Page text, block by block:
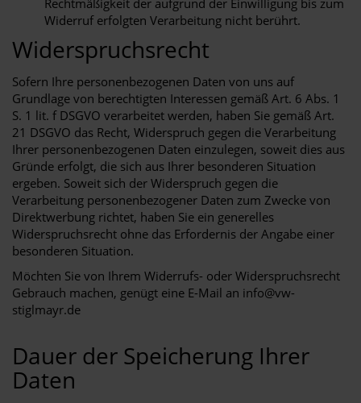
Rechtmäßigkeit der aufgrund der Einwilligung bis zum
Widerruf erfolgten Verarbeitung nicht berührt.
Widerspruchsrecht
Sofern Ihre personenbezogenen Daten von uns auf
Grundlage von berechtigten Interessen gemäß Art. 6 Abs. 1
S. 1 lit. f DSGVO verarbeitet werden, haben Sie gemäß Art.
21 DSGVO das Recht, Widerspruch gegen die Verarbeitung
Ihrer personenbezogenen Daten einzulegen, soweit dies aus
Gründe erfolgt, die sich aus Ihrer besonderen Situation
ergeben. Soweit sich der Widerspruch gegen die
Verarbeitung personenbezogener Daten zum Zwecke von
Direktwerbung richtet, haben Sie ein generelles
Widerspruchsrecht ohne das Erfordernis der Angabe einer
besonderen Situation.
Möchten Sie von Ihrem Widerrufs- oder Widerspruchsrecht
Gebrauch machen, genügt eine E-Mail an info@vw-
stiglmayr.de
Dauer der Speicherung Ihrer
Daten